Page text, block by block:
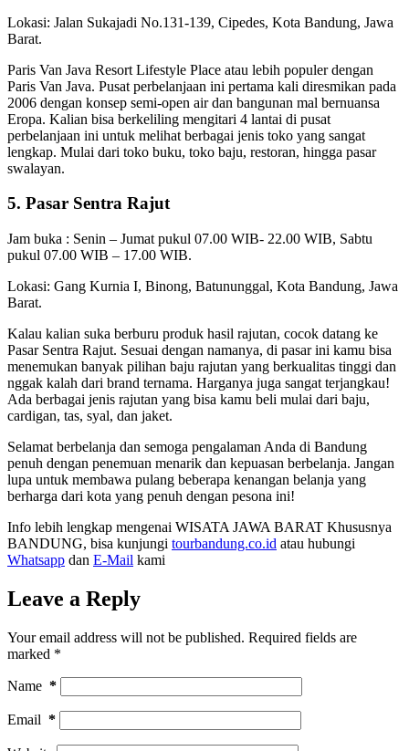
Lokasi: Jalan Sukajadi No.131-139, Cipedes, Kota Bandung, Jawa
Barat.
Paris Van Java Resort Lifestyle Place atau lebih populer dengan
Paris Van Java. Pusat perbelanjaan ini pertama kali diresmikan pada
2006 dengan konsep semi-open air dan bangunan mal bernuansa
Eropa. Kalian bisa berkeliling mengitari 4 lantai di pusat
perbelanjaan ini untuk melihat berbagai jenis toko yang sangat
lengkap. Mulai dari toko buku, toko baju, restoran, hingga pasar
swalayan.
5. Pasar Sentra Rajut
Jam buka : Senin – Jumat pukul 07.00 WIB- 22.00 WIB, Sabtu
pukul 07.00 WIB – 17.00 WIB.
Lokasi: Gang Kurnia I, Binong, Batununggal, Kota Bandung, Jawa
Barat.
Kalau kalian suka berburu produk hasil rajutan, cocok datang ke
Pasar Sentra Rajut. Sesuai dengan namanya, di pasar ini kamu bisa
menemukan banyak pilihan baju rajutan yang berkualitas tinggi dan
nggak kalah dari brand ternama. Harganya juga sangat terjangkau!
Ada berbagai jenis rajutan yang bisa kamu beli mulai dari baju,
cardigan, tas, syal, dan jaket.
Selamat berbelanja dan semoga pengalaman Anda di Bandung
penuh dengan penemuan menarik dan kepuasan berbelanja. Jangan
lupa untuk membawa pulang beberapa kenangan belanja yang
berharga dari kota yang penuh dengan pesona ini!
Info lebih lengkap mengenai WISATA JAWA BARAT Khususnya
BANDUNG, bisa kunjungi tourbandung.co.id atau hubungi
Whatsapp dan E-Mail kami
Leave a Reply
Your email address will not be published. Required fields are
marked *
Name *
Email *